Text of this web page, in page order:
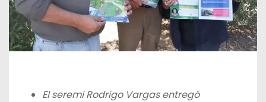
El seremi Rodrigo Vargas entregó